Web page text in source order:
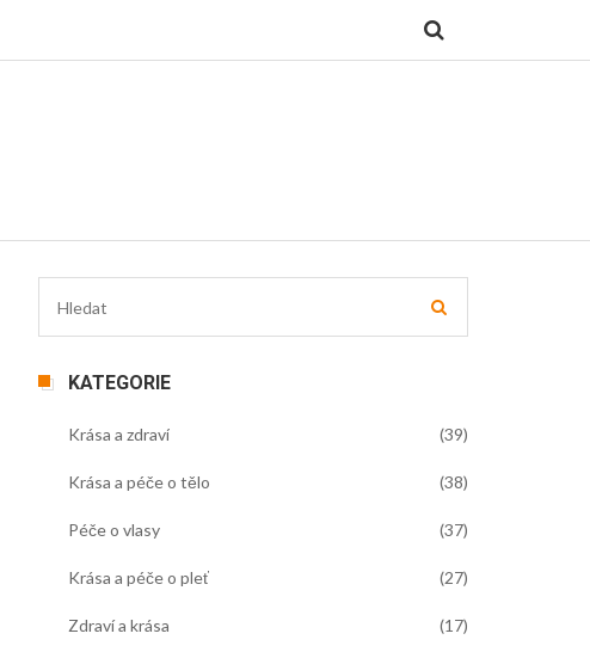
KATEGORIE
Krása a zdraví (39)
Krása a péče o tělo (38)
Péče o vlasy (37)
Krása a péče o pleť (27)
Zdraví a krása (17)